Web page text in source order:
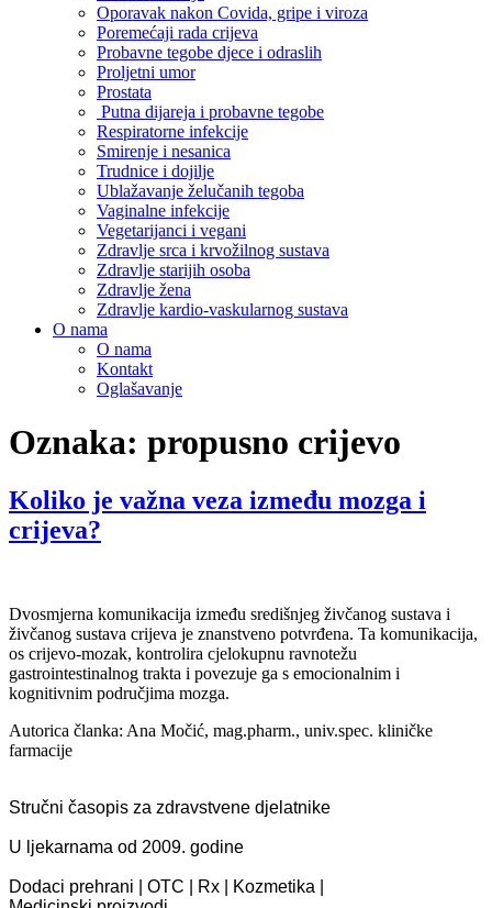
Oporavak nakon Covida, gripe i viroza
Poremećaji rada crijeva
Probavne tegobe djece i odraslih
Proljetni umor
Prostata
Putna dijareja i probavne tegobe
Respiratorne infekcije
Smirenje i nesanica
Trudnice i dojilje
Ublažavanje želučanih tegoba
Vaginalne infekcije
Vegetarijanci i vegani
Zdravlje srca i krvožilnog sustava
Zdravlje starijih osoba
Zdravlje žena
Zdravlje kardio-vaskularnog sustava
O nama
O nama
Kontakt
Oglašavanje
Oznaka: propusno crijevo
Koliko je važna veza između mozga i
crijeva?
Dvosmjerna komunikacija između središnjeg živčanog sustava i
živčanog sustava crijeva je znanstveno potvrđena. Ta komunikacija,
os crijevo-mozak, kontrolira cjelokupnu ravnotežu
gastrointestinalnog trakta i povezuje ga s emocionalnim i
kognitivnim područjima mozga.
Autorica članka: Ana Močić, mag.pharm., univ.spec. kliničke
farmacije
Stručni časopis za zdravstvene djelatnike
U ljekarnama od 2009. godine
Dodaci prehrani | OTC | Rx | Kozmetika |